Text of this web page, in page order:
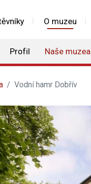
O muzeu
Profil Naše muzea
Vodní hamr Dobřív